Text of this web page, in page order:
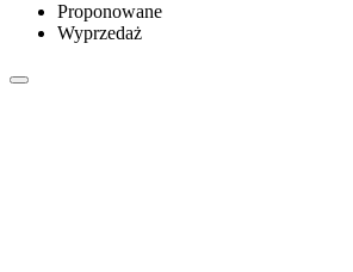
Proponowane
Wyprzedaż